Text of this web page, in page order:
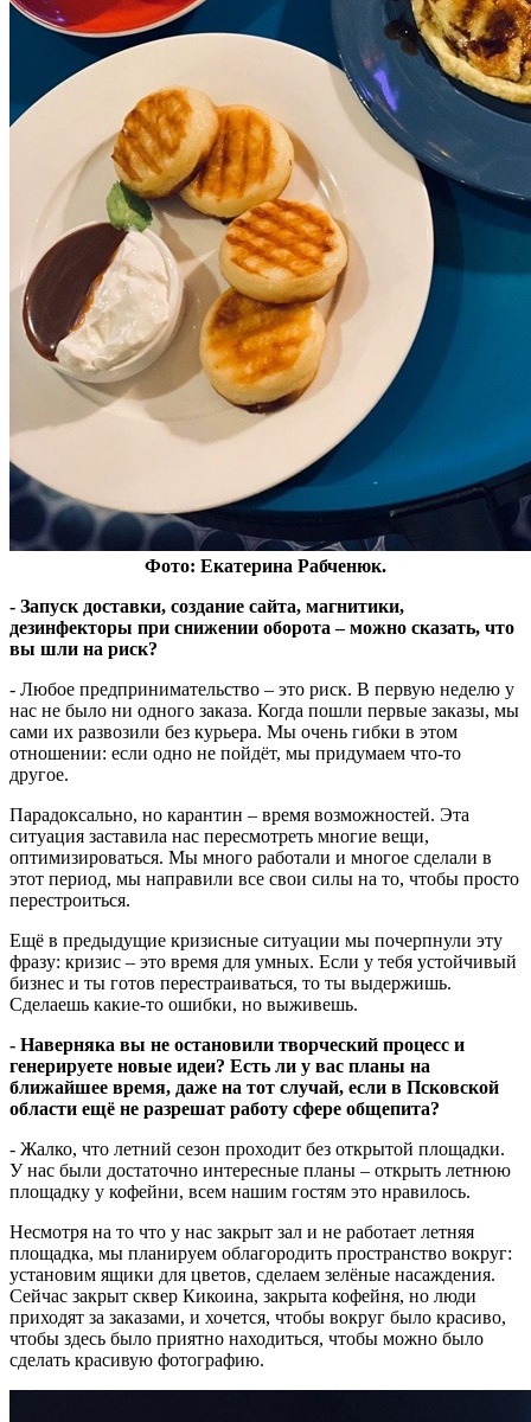
Фото: Екатерина Рабченюк.
- Запуск доставки, создание сайта, магнитики,
дезинфекторы при снижении оборота – можно сказать, что
вы шли на риск?
- Любое предпринимательство – это риск. В первую неделю у
нас не было ни одного заказа. Когда пошли первые заказы, мы
сами их развозили без курьера. Мы очень гибки в этом
отношении: если одно не пойдёт, мы придумаем что-то
другое.
Парадоксально, но карантин – время возможностей. Эта
ситуация заставила нас пересмотреть многие вещи,
оптимизироваться. Мы много работали и многое сделали в
этот период, мы направили все свои силы на то, чтобы просто
перестроиться.
Ещё в предыдущие кризисные ситуации мы почерпнули эту
фразу: кризис – это время для умных. Если у тебя устойчивый
бизнес и ты готов перестраиваться, то ты выдержишь.
Сделаешь какие-то ошибки, но выживешь.
- Наверняка вы не остановили творческий процесс и
генерируете новые идеи? Есть ли у вас планы на
ближайшее время, даже на тот случай, если в Псковской
области ещё не разрешат работу сфере общепита?
- Жалко, что летний сезон проходит без открытой площадки.
У нас были достаточно интересные планы – открыть летнюю
площадку у кофейни, всем нашим гостям это нравилось.
Несмотря на то что у нас закрыт зал и не работает летняя
площадка, мы планируем облагородить пространство вокруг:
установим ящики для цветов, сделаем зелёные насаждения.
Сейчас закрыт сквер Кикоина, закрыта кофейня, но люди
приходят за заказами, и хочется, чтобы вокруг было красиво,
чтобы здесь было приятно находиться, чтобы можно было
сделать красивую фотографию.